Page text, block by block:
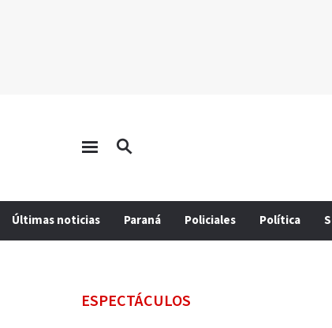
Últimas noticias Paraná Policiales Política
ESPECTÁCULOS